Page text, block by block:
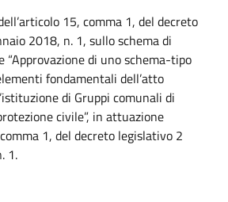
15, comma 1, del decreto
2018, n. 1, sullo schema di
di uno schema-tipo
fondamentali dell’atto
di Gruppi comunali di
civile”, in attuazione
1, del decreto legislativo 2
1.